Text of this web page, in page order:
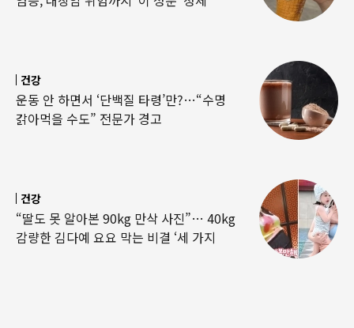
건강
운동 안 하면서 ‘단백질 타령’만?…“수명
갉아먹을 수도” 전문가 경고
건강
“딸도 못 알아본 90kg 만삭 사진”… 40kg
감량한 김다예 요요 막는 비결 ‘세 가지